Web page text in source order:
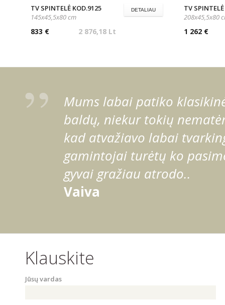
DETALIAU
TV SPINTELĖ KOD.9125
145x45,5x80 cm
833 € 2 876,18 Lt
TV
208x45,5x80
1 262 €
Mums labai patiko
baldų, niekur tokių
kad atvažiavo labai
gamintojai turėtų ko
gyvai gražiau atrodo..
Vaiva
Klauskite
Jūsų vardas